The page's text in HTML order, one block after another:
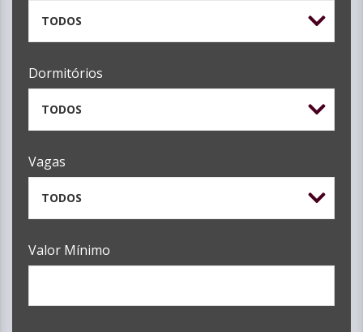
TODOS
Dormitórios
TODOS
Vagas
TODOS
Valor Mínimo